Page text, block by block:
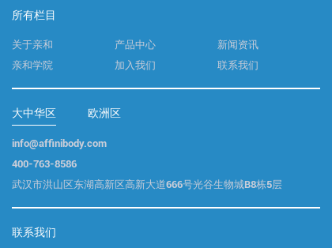
所有栏目
关于亲和 产品中心
新闻资讯
亲和学院
加入我们 联系我们
大中华区 欧洲区
info@affinibody.com
400-763-8586
武汉市洪山区东湖高新区高新大道666号光谷生物城B8栋5层
联系我们